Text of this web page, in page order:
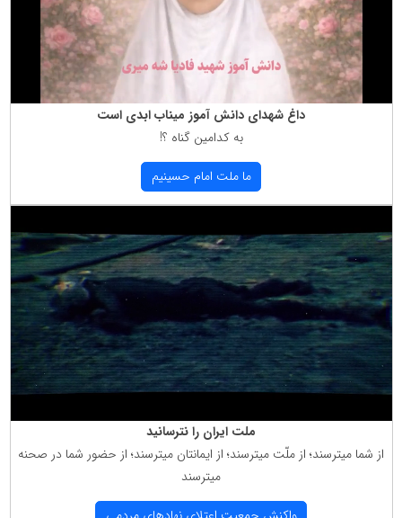
داغ شهدای دانش آموز میناب ابدی است
به كدامین گناه ؟!
ما ملت امام حسینیم
ملت ایران را نترسانید
از شما میترسند؛ از ملّت میترسند؛ از ایمانتان میترسند؛ از حضور شما در صحنه
میترسند